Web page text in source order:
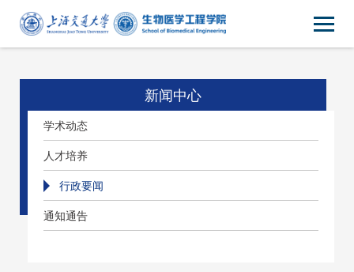
新闻中心
学术动态
人才培养
行政要闻
通知通告